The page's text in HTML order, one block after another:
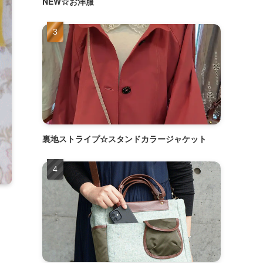
裏地ストライプ☆スタンドカラージャケット